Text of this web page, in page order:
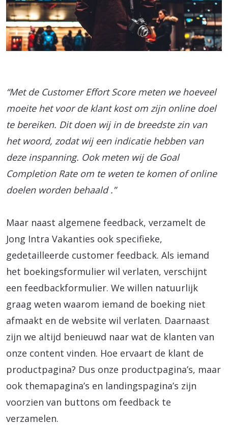
“Met de Customer Effort Score meten we hoeveel
moeite het voor de klant kost om zijn online doel
te bereiken. Dit doen wij in de breedste zin van
het woord, zodat wij een indicatie hebben van
deze inspanning. Ook meten wij de Goal
Completion Rate om te weten te komen of online
doelen worden behaald .”
Maar naast algemene feedback, verzamelt de
Jong Intra Vakanties ook specifieke,
gedetailleerde customer feedback. Als iemand
het boekingsformulier wil verlaten, verschijnt
een feedbackformulier. We willen natuurlijk
graag weten waarom iemand de boeking niet
afmaakt en de website wil verlaten. Daarnaast
zijn we altijd benieuwd naar wat de klanten van
onze content vinden. Hoe ervaart de klant de
productpagina? Dus onze productpagina’s, maar
ook themapagina’s en landingspagina’s zijn
voorzien van buttons om feedback te
verzamelen.